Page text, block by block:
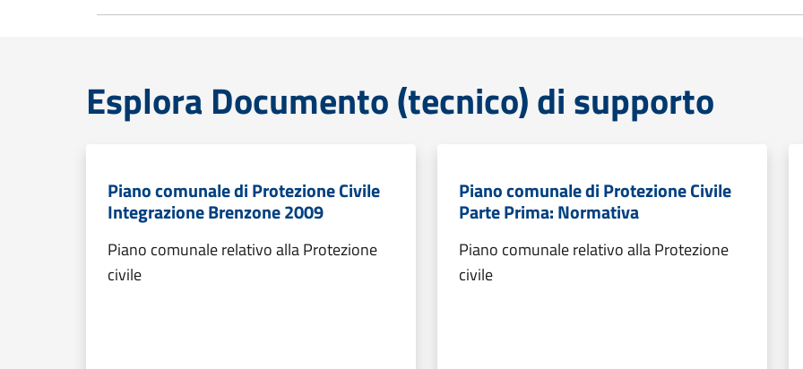
Esplora Documento (tecnico) di supporto
Piano comunale di Protezione Civile
Integrazione Brenzone 2009
Piano comunale relativo alla Protezione
civile
Piano comunale di Protezione Civile
Parte Prima: Normativa
Piano comunale relativo alla Protezione
civile